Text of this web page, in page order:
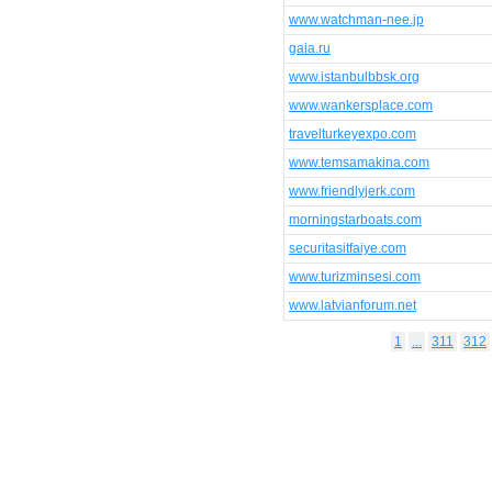
www.watchman-nee.jp
gaia.ru
www.istanbulbbsk.org
www.wankersplace.com
travelturkeyexpo.com
www.temsamakina.com
www.friendlyjerk.com
morningstarboats.com
securitasitfaiye.com
www.turizminsesi.com
www.latvianforum.net
1 311 312